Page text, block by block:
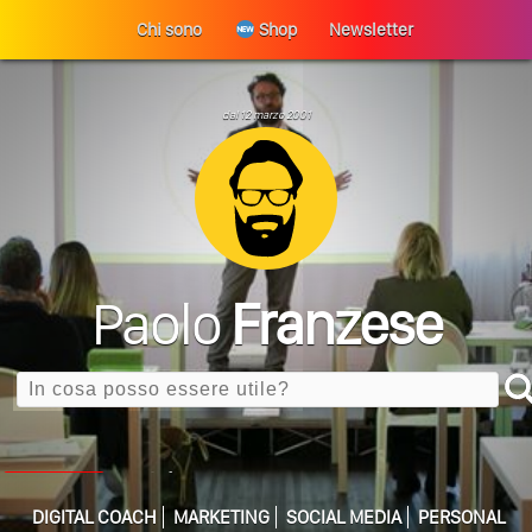
Chi sono Shop Newsletter
dal 12 marzo 2001
PaoloFranzese
Search
ULTIMO ARTICOLO
Perché La Tua Vita Non Cambia? La Trappola
Della Motivazione…
Quando L’amore Diventa Speranza: Il Quarto Memorial
DIGITAL COACH MARKETING SOCIAL MEDIA
PERSONAL